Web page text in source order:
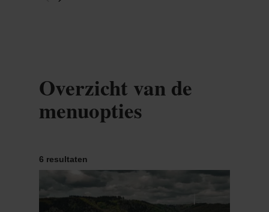
Overzicht van de
menuopties
6 resultaten